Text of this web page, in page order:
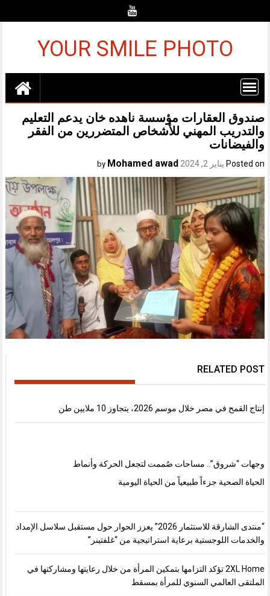
YOUR SMILE PHOTO
صندوق العقارات مؤسسة ناهده خان يدعم التعليم
والتدريب المهني للأشخاص المتضررين من الفقر
والفيضانات
Posted on يناير 2, 2024 Mohamed awad
RELATED POST
إنتاج القمح في مصر خلال موسم 2026، يتجاوز 10 ملايين طن
وجهات “شروق”.. مساحات صُممت لتجعل الحركة وأنماط
الحياة الصحية جزءاً طبيعياً من الحياة اليومية
“منتدى الشارقة للاستثمار 2026” يعزز الحوار حول مستقبل سلاسل الإمداد
والخدمات اللوجستية برعاية استراتيجية من “غلفتينر”
2XL Home تؤكد التزامها بتمكين المرأة من خلال رعايتها ومشاركتها في
الملتقى العالمي السنوي للمرأة بمسقط